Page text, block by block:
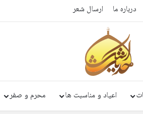
درباره ما ارسال شعر
اعیاد و مناسبت ها محرم و صفر